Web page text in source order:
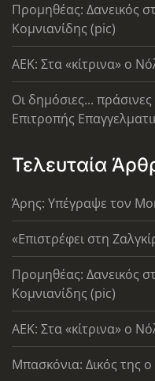
Προμηθέας: Δανεικός
Κομνιανίδης (pic)
AEK: Στα «κίτρινα» ο
Οι δημόσιες...
Επιτροπής
Τελευταία
Άρης: Υπέγραψε τον
«Επιστρέφει στη
Προμηθέας: Δανεικός
Κομνιανίδης (pic)
AEK: Στα «κίτρινα» ο
Μπασκόνια: Δικός της